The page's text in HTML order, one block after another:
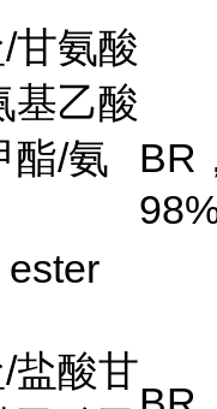
甘氨酸
基乙酸
酯/氨
BR
盐酸甘